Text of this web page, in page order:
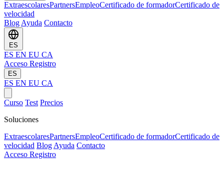
ExtraescolaresPartnersEmpleoCertificado de formadorCertificado de
velocidad
Blog Ayuda Contacto
ES
ES EN EU CA
Acceso Registro
ES
ES EN EU CA
Curso Test Precios
Soluciones
ExtraescolaresPartnersEmpleoCertificado de formadorCertificado de
velocidad Blog Ayuda Contacto
Acceso Registro